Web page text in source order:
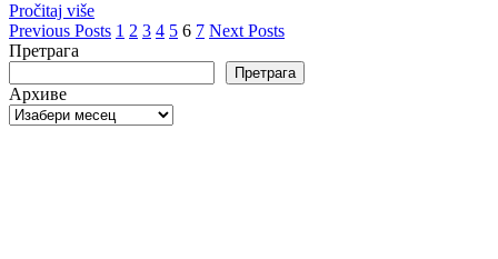
Pročitaj više
Пагинација
чланака
Previous Posts 1 2 3 4 5 6 7 Next Posts
Претрага
Претрага
Архиве